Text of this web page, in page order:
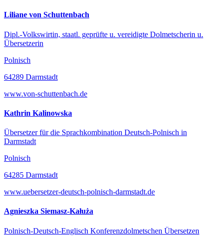
Liliane von Schuttenbach
Dipl.-Volkswirtin, staatl. geprüfte u. vereidigte Dolmetscherin u.
Übersetzerin
Polnisch
64289 Darmstadt
www.von-schuttenbach.de
Kathrin Kalinowska
Übersetzer für die Sprachkombination Deutsch-Polnisch in
Darmstadt
Polnisch
64285 Darmstadt
www.uebersetzer-deutsch-polnisch-darmstadt.de
Agnieszka Siemasz-Kałuża
Polnisch-Deutsch-Englisch Konferenzdolmetschen Übersetzen